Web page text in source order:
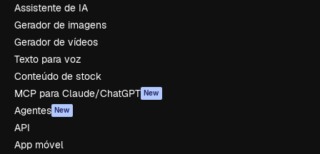
Assistente de IA
Gerador de imagens
Gerador de vídeos
Texto para voz
Conteúdo de stock
MCP para Claude/ChatGPT New
Agentes New
API
App móvel